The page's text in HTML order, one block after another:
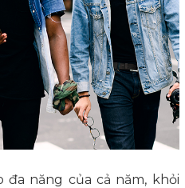
đa năng của cả năm, khỏi